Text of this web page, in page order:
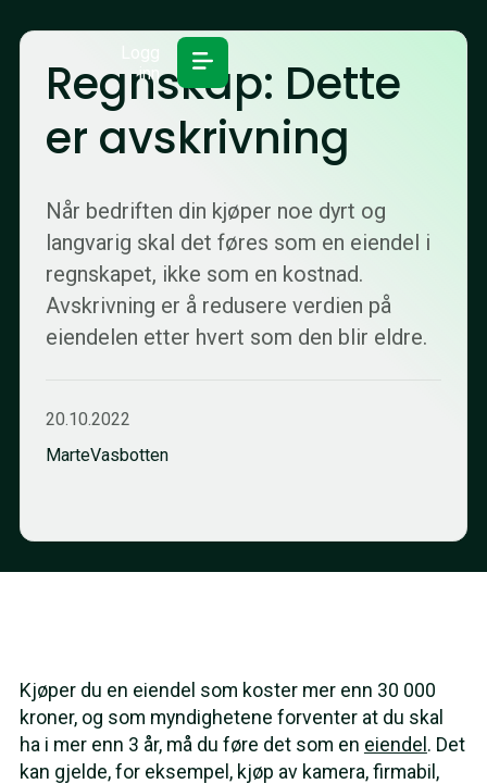
Logg
inn
Regnskap: Dette
er avskrivning
Når bedriften din kjøper noe dyrt og
langvarig skal det føres som en eiendel i
regnskapet, ikke som en kostnad.
Avskrivning er å redusere verdien på
eiendelen etter hvert som den blir eldre.
20.10.2022
MarteVasbotten
Kjøper du en eiendel som koster mer enn 30 000
kroner, og som myndighetene forventer at du skal
ha i mer enn 3 år, må du føre det som en eiendel . Det
kan gjelde, for eksempel, kjøp av kamera, firmabil,